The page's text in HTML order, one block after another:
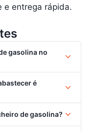
e entrega rápida.
gasolina no
é
de gasolina?